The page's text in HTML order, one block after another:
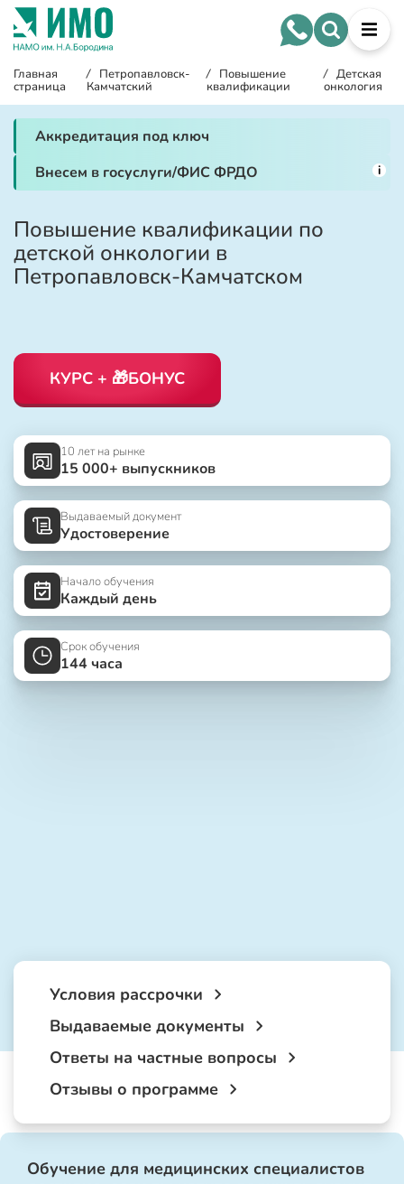
Главная
страница
/ Петропавловск-
Камчатский
/ Повышение
квалификации
/ Детская
онкология
Аккредитация под ключ
Внесем в госуслуги/ФИС ФРДО
i
Повышение квалификации по
детской онкологии в
Петропавловск-Камчатском
КУРС + 🎁БОНУС
10 лет на рынке
15 000+ выпускников
Выдаваемый документ
Удостоверение
Начало обучения
Каждый день
Срок обучения
144 часа
Условия рассрочки
Выдаваемые документы
Ответы на частные вопросы
Отзывы о программе
Обучение для медицинских специалистов